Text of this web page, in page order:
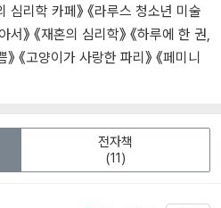
심리학 카페》 《라루스 청소년 미술
》 《재혼의 심리학》 《하루에 한 권,
《고양이가 사랑한 파리》 《페미니
전자책
(11)